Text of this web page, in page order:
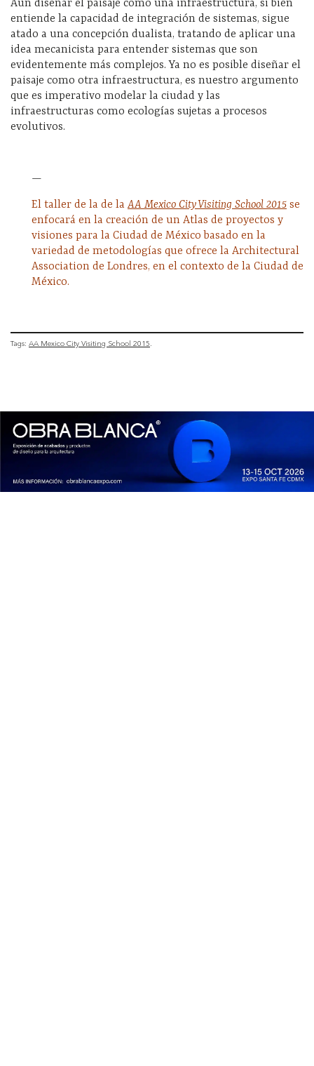
Aun diseñar el paisaje como una infraestructura, si bien
entiende la capacidad de integración de sistemas, sigue
atado a una concepción dualista, tratando de aplicar una
idea mecanicista para entender sistemas que son
evidentemente más complejos. Ya no es posible diseñar el
paisaje como otra infraestructura, es nuestro argumento
que es imperativo modelar la ciudad y las
infraestructuras como ecologías sujetas a procesos
evolutivos.
—
El taller de la de laAA Mexico City Visiting School 2015 se
enfocará en la creación de un Atlas de proyectos y
visiones para la Ciudad de México basado en la
variedad de metodologías que ofrece la Architectural
Association de Londres, en el contexto de la Ciudad de
México.
Tags: AA Mexico City Visiting School 2015